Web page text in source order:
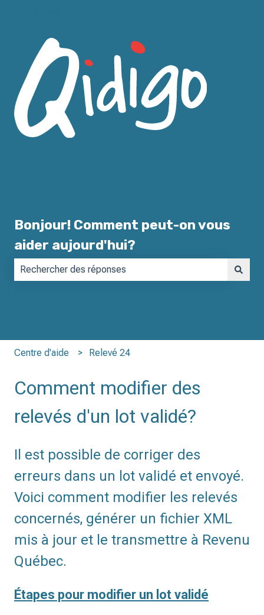
Bonjour! Comment peut-on vous
aider aujourd'hui?
Centre d'aide Relevé 24
Comment modifier des
relevés d'un lot validé?
Il est possible de corriger des
erreurs dans un lot validé et envoyé.
Voici comment modifier les relevés
concernés, générer un fichier XML
mis à jour et le transmettre à Revenu
Québec.
Étapes pour modifier un lot validé